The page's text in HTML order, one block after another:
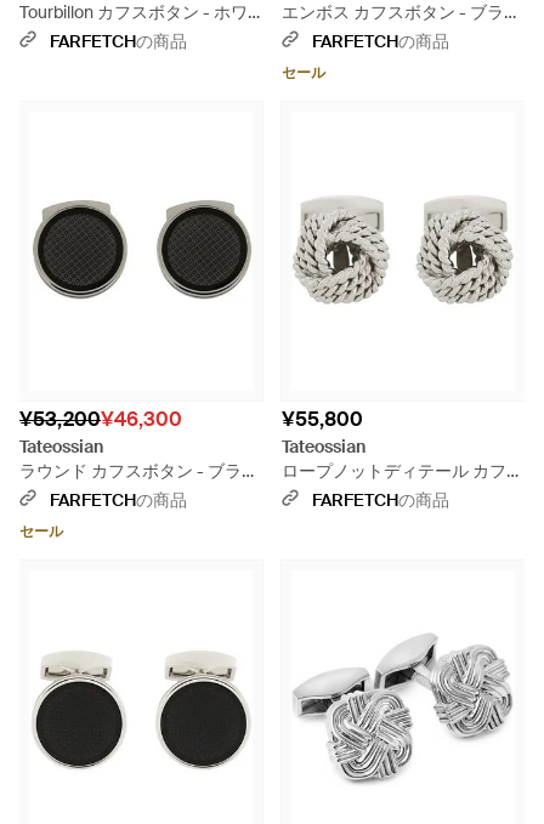
Tourbillon カフスボタン - ホワ
イトFARFETCHの商品
エンボス カフスボタン - ブラッ
ク
FARFETCHの商品
セール
¥53,200¥46,300
Tateossian
ラウンド カフスボタン - ブラッ
ク
FARFETCHの商品
セール
¥55,800
Tateossian
ロープノットディテール カフス
ボタン - メタリック
FARFETCHの商品